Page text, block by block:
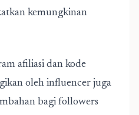
kemungkinan
afiliasi dan kode
oleh influencer juga
bagi followers